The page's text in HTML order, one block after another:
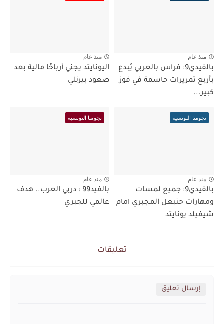
منذ عام
بالفيدي9: فراس بالعربي يُبدع
بأربع تمريرات حاسمة في فوز
كبير...
منذ عام
اليونايتد يجني أرباحًا مالية بعد
صعود بيرنلي
نجومنا التونسية
منذ عام
بالفيدي9: جميع لمسات
ومهارات حنبعل المجبري امام
شيفيلد يونايتد
نجومنا التونسية
منذ عام
بالفيد99 : دربي العرب.. هدف
عالمي للجبري
تعليقات
إرسال تعليق